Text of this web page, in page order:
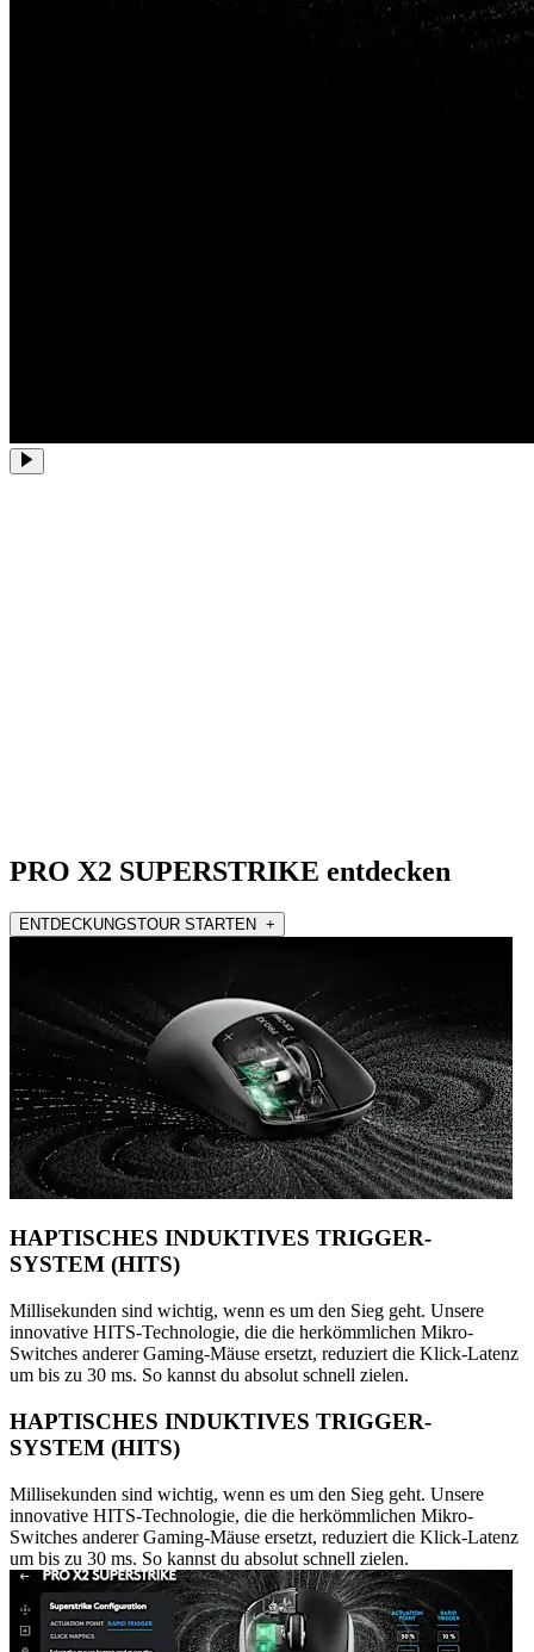
PRO X2 SUPERSTRIKE entdecken
ENTDECKUNGSTOUR STARTEN +
HAPTISCHES INDUKTIVES TRIGGER-
SYSTEM (HITS)
Millisekunden sind wichtig, wenn es um den Sieg geht. Unsere
innovative HITS-Technologie, die die herkömmlichen Mikro-
Switches anderer Gaming-Mäuse ersetzt, reduziert die Klick-Latenz
um bis zu 30 ms. So kannst du absolut schnell zielen.
HAPTISCHES INDUKTIVES TRIGGER-
SYSTEM (HITS)
Millisekunden sind wichtig, wenn es um den Sieg geht. Unsere
innovative HITS-Technologie, die die herkömmlichen Mikro-
Switches anderer Gaming-Mäuse ersetzt, reduziert die Klick-Latenz
um bis zu 30 ms. So kannst du absolut schnell zielen.